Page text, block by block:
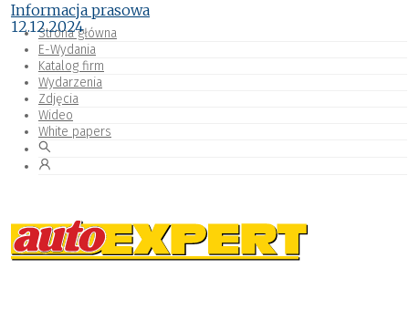
Strona główna
E-Wydania
Katalog firm
Wydarzenia
Zdjęcia
Wideo
White papers
Informacja prasowa
12.12.2024